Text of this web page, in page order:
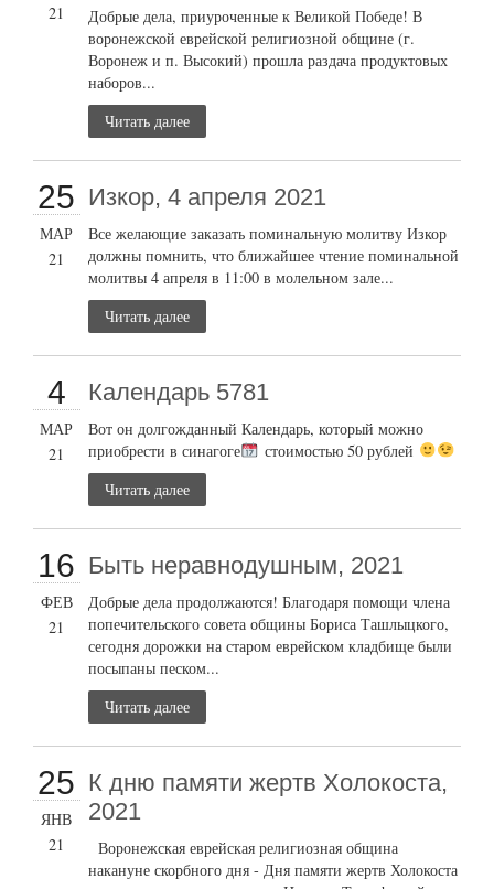
21
Добрые дела, приуроченные к Великой Победе! В
воронежской еврейской религиозной общине (г.
Воронеж и п. Высокий) прошла раздача продуктовых
наборов...
Читать далее
25
МАР
21
Изкор, 4 апреля 2021
Все желающие заказать поминальную молитву Изкор
должны помнить, что ближайшее чтение поминальной
молитвы 4 апреля в 11:00 в молельном зале...
Читать далее
4
МАР
21
Календарь 5781
Вот он долгожданный Календарь, который можно
приобрести в синагоге
стоимостью 50 рублей
Читать далее
16
ФЕВ
21
Быть неравнодушным, 2021
Добрые дела продолжаются! Благодаря помощи члена
попечительского совета общины Бориса Ташлыцкого,
сегодня дорожки на старом еврейском кладбище были
посыпаны песком...
Читать далее
25
ЯНВ
21
К дню памяти жертв Холокоста,
2021
Воронежская еврейская религиозная община
накануне скорбного дня - Дня памяти жертв Холокоста